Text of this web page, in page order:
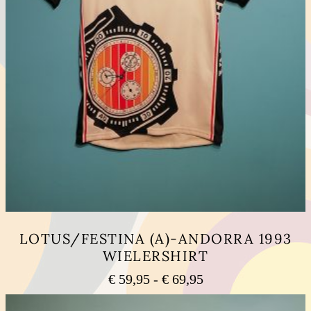
LOTUS/FESTINA (A)-ANDORRA 1993
WIELERSHIRT
€59,95 - €69,95Prijsklasse:
€ 59,95